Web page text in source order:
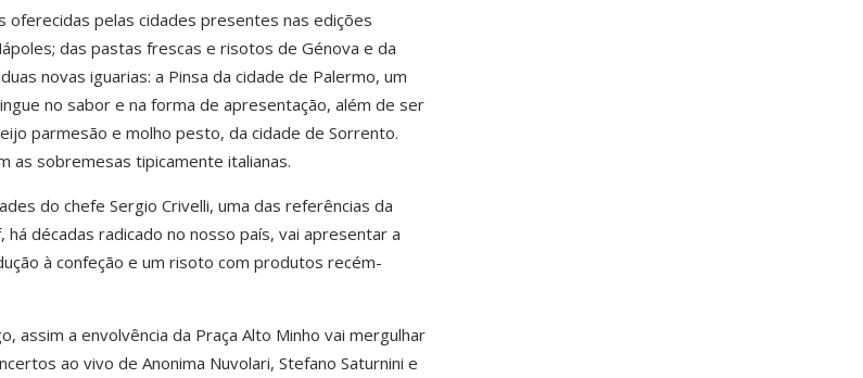
oferecidas pelas cidades presentes nas edições
das pastas frescas e risotos de Génova e da
novas iguarias: a Pinsa da cidade de Palermo, um
no sabor e na forma de apresentação, além de ser
parmesão e molho pesto, da cidade de Sorrento.
as sobremesas tipicamente italianas.
do chefe Sergio Crivelli, uma das referências da
há décadas radicado no nosso país, vai apresentar a
à confeção e um risoto com produtos recém-
assim a envolvência da Praça Alto Minho vai mergulhar
ao vivo de Anonima Nuvolari, Stefano Saturnini e